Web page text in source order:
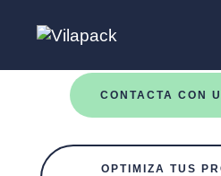
CONTACTA CON
OPTIMIZA TUS